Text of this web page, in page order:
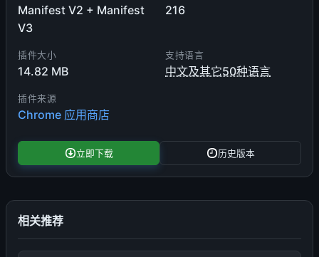
Manifest V2 + Manifest
V3
216
插件大小
14.82 MB
支持语言
中文及其它50种语言
插件来源
Chrome 应用商店
立即下载 历史版本
相关推荐